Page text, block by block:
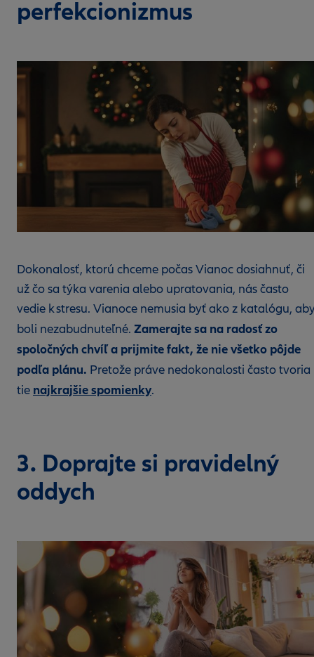
perfekcionizmus
Dokonalosť, ktorú chceme počas Vianoc dosiahnuť, či
už čo sa týka varenia alebo upratovania, nás často
vedie k stresu. Vianoce nemusia byť ako z katalógu,
boli nezabudnuteľné. Zamerajte sa na radosť zo
spoločných chvíľ a prijmite fakt, že nie všetko pôjde
podľa plánu. Pretože práve nedokonalosti často tvoria
tie najkrajšie spomienky.
3. Doprajte si pravidelný
oddych